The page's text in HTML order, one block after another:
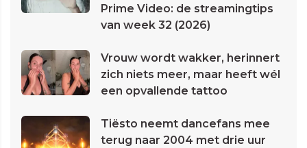
Prime Video: de streamingtips
van week 32 (2026)
Vrouw wordt wakker, herinnert
zich niets meer, maar heeft wél
een opvallende tattoo
Tiësto neemt dancefans mee
terug naar 2004 met drie uur